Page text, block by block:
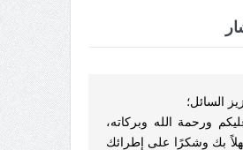
السائل؛
ورحمة الله وبركاته،
بك وشكرًا على إطرائك